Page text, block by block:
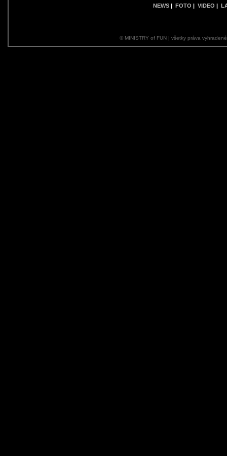
NEWS | FOTO | VIDEO |
© MINISTRY of FUN | všetky práva